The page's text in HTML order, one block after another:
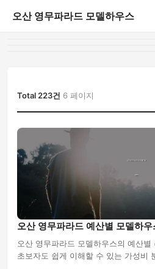
오산 영무파라드 모델하우스
Total 223건 6 페이지
오산 영무파라드 예산별 모델하
오산 영무파라드 모델하우스의 예산
초보자도 쉽게 이해할 수 있는 가성비